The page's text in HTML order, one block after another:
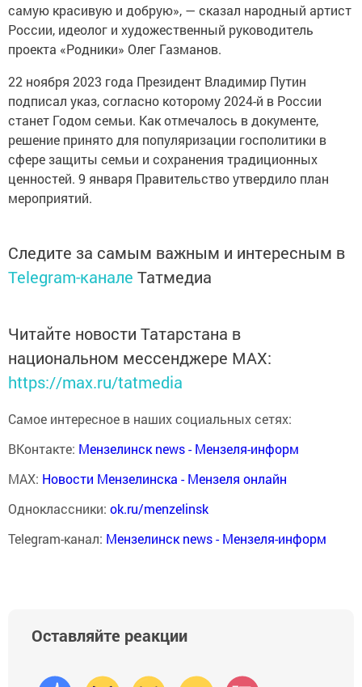
самую красивую и добрую», — сказал народный артист
России, идеолог и художественный руководитель
проекта «Родники» Олег Газманов.
22 ноября 2023 года Президент Владимир Путин
подписал указ, согласно которому 2024-й в России
станет Годом семьи. Как отмечалось в документе,
решение принято для популяризации госполитики в
сфере защиты семьи и сохранения традиционных
ценностей. 9 января Правительство утвердило план
мероприятий.
Следите за самым важным и интересным в
Telegram-канале Татмедиа
Читайте новости Татарстана в
национальном мессенджере MАХ:
https://max.ru/tatmedia
Самое интересное в наших социальных сетях:
ВКонтакте: Мензелинск news - Мензеля-информ
MAX: Новости Мензелинска - Мензеля онлайн
Одноклассники: ok.ru/menzelinsk
Telegram-канал: Мензелинск news - Мензеля-информ
Оставляйте реакции